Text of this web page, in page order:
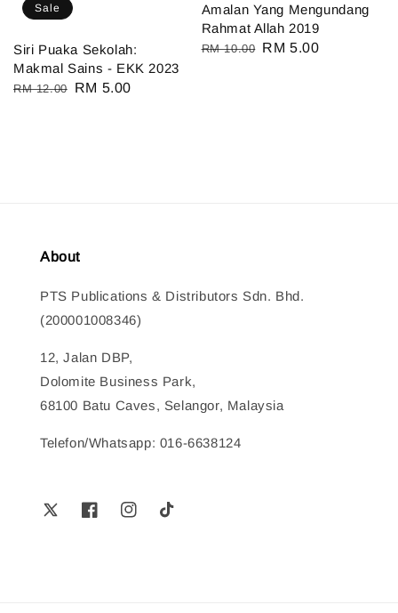
Sale
Siri Puaka Sekolah:
Makmal Sains - EKK 2023
Regular
RM 12.00
Sale
RM 5.00
Amalan Yang Mengundang
Rahmat Allah 2019
Regular
RM 10.00 Sale
RM 5.00
About
PTS Publications & Distributors Sdn. Bhd.
(200001008346)
12, Jalan DBP,
Dolomite Business Park,
68100 Batu Caves, Selangor, Malaysia
Telefon/Whatsapp: 016-6638124